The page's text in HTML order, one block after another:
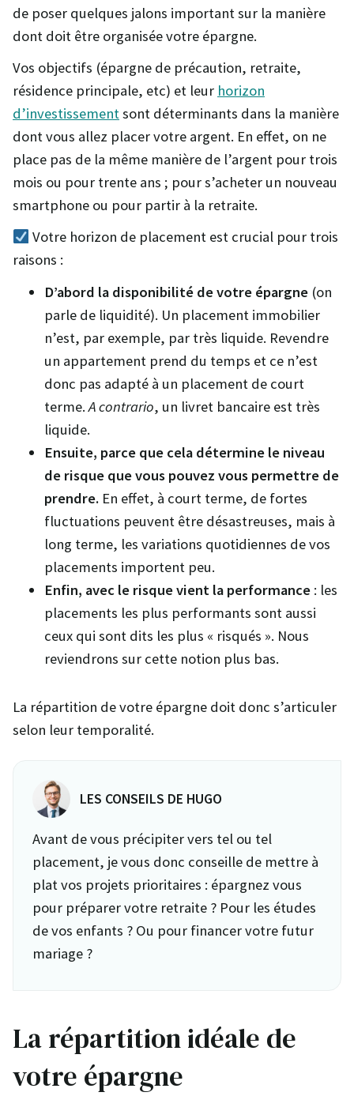
de poser quelques jalons important sur la manière
dont doit être organisée votre épargne.
Vos objectifs (épargne de précaution, retraite,
résidence principale, etc) et leur horizon
d’investissementsont déterminants dans la manière
dont vous allez placer votre argent. En effet, on ne
place pas de la même manière de l’argent pour trois
mois ou pour trente ans ; pour s’acheter un nouveau
smartphone ou pour partir à la retraite.
Votre horizon de placement est crucial pour trois
raisons :
D’abord la disponibilité de votre épargne (on
parle de liquidité). Un placement immobilier
n’est, par exemple, par très liquide. Revendre
un appartement prend du temps et ce n’est
donc pas adapté à un placement de court
terme.A contrario, un livret bancaire est très
liquide.
Ensuite, parce que cela détermine le niveau
de risque que vous pouvez vous permettre de
prendre. En effet, à court terme, de fortes
fluctuations peuvent être désastreuses, mais à
long terme, les variations quotidiennes de vos
placements importent peu.
Enfin, avec le risque vient la performance : les
placements les plus performants sont aussi
ceux qui sont dits les plus « risqués ». Nous
reviendrons sur cette notion plus bas.
La répartition de votre épargne doit donc s’articuler
selon leur temporalité.
LES CONSEILS DE HUGO
Avant de vous précipiter vers tel ou tel
placement, je vous donc conseille de mettre à
plat vos projets prioritaires : épargnez vous
pour préparer votre retraite ? Pour les études
de vos enfants ? Ou pour financer votre futur
mariage ?
La répartition idéale de
votre épargne